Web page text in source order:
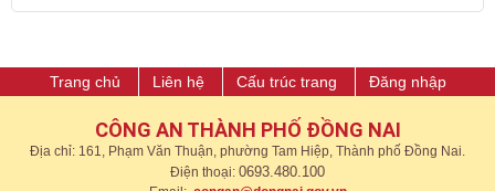
Trang chủ Liên hệ Cấu trúc trang Đăng nhập
CÔNG AN THÀNH PHỐ ĐỒNG NAI
Địa chỉ: 161, Phạm Văn Thuận, phường Tam Hiệp, Thành phố Đồng Nai.
Điện thoại: 0693.480.100